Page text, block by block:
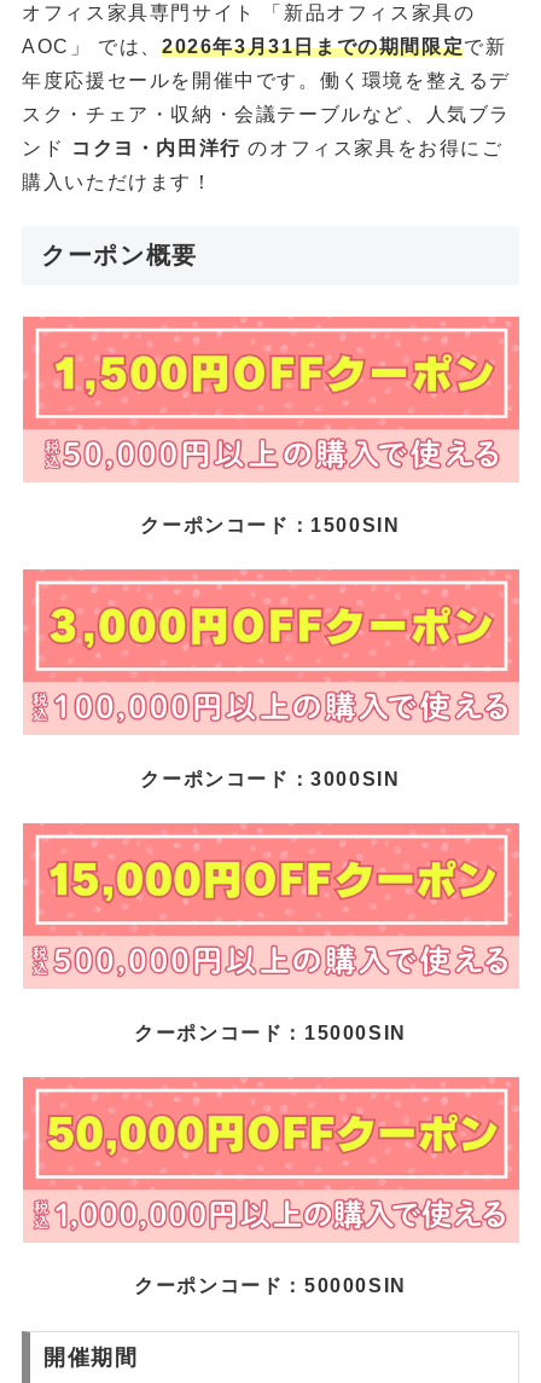
オフィス家具専門サイト 「新品オフィス家具の
AOC」 では、2026年3月31日までの期間限定で新
年度応援セールを開催中です。働く環境を整えるデ
スク・チェア・収納・会議テーブルなど、人気ブラ
ンド
コクヨ・内田洋行 のオフィス家具をお得にご
購入いただけます！
クーポン概要
クーポンコード：1500SIN
クーポンコード：3000SIN
クーポンコード：15000SIN
クーポンコード：50000SIN
開催期間